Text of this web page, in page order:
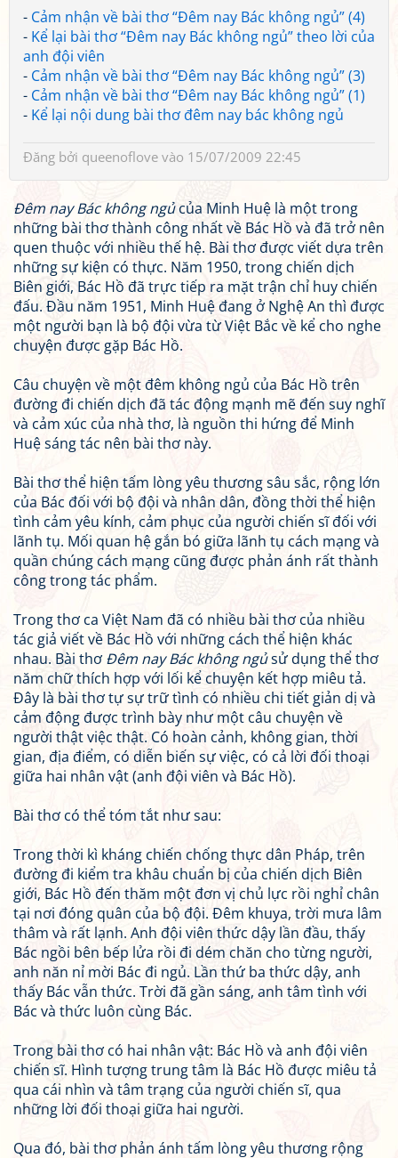
- Cảm nhận về bài thơ “Đêm nay Bác không ngủ” (4)
- Kể lại bài thơ “Đêm nay Bác không ngủ” theo lời của
anh đội viên
- Cảm nhận về bài thơ “Đêm nay Bác không ngủ” (3)
- Cảm nhận về bài thơ “Đêm nay Bác không ngủ” (1)
- Kể lại nội dung bài thơ đêm nay bác không ngủ
Đăng bởi queenoflove vào 15/07/2009 22:45
Đêm nay Bác không ngủcủa Minh Huệ là một trong
những bài thơ thành công nhất về Bác Hồ và đã trở nên
quen thuộc với nhiều thế hệ. Bài thơ được viết dựa trên
những sự kiện có thực. Năm 1950, trong chiến dịch
Biên giới, Bác Hồ đã trực tiếp ra mặt trận chỉ huy chiến
đấu. Đầu năm 1951, Minh Huệ đang ở Nghệ An thì được
một người bạn là bộ đội vừa từ Việt Bắc về kể cho nghe
chuyện được gặp Bác Hồ.
Câu chuyện về một đêm không ngủ của Bác Hồ trên
đường đi chiến dịch đã tác động mạnh mẽ đến suy nghĩ
và cảm xúc của nhà thơ, là nguồn thi hứng để Minh
Huệ sáng tác nên bài thơ này.
Bài thơ thể hiện tấm lòng yêu thương sâu sắc, rộng lớn
của Bác đối với bộ đội và nhân dân, đồng thời thể hiện
tình cảm yêu kính, cảm phục của người chiến sĩ đối với
lãnh tụ. Mối quan hệ gắn bó giữa lãnh tụ cách mạng và
quần chúng cách mạng cũng được phản ánh rất thành
công trong tác phẩm.
Trong thơ ca Việt Nam đã có nhiều bài thơ của nhiều
tác giả viết về Bác Hồ với những cách thể hiện khác
nhau. Bài thơ Đêm nay Bác không ngủsử dụng thể thơ
năm chữ thích hợp với lối kể chuyện kết hợp miêu tả.
Đây là bài thơ tự sự trữ tình có nhiều chi tiết giản dị và
cảm động được trình bày như một câu chuyện về
người thật việc thật. Có hoàn cảnh, không gian, thời
gian, địa điểm, có diễn biến sự việc, có cả lời đối thoại
giữa hai nhân vật (anh đội viên và Bác Hồ).
Bài thơ có thể tóm tắt như sau:
Trong thời kì kháng chiến chống thực dân Pháp, trên
đường đi kiểm tra khâu chuẩn bị của chiến dịch Biên
giới, Bác Hồ đến thăm một đơn vị chủ lực rồi nghỉ chân
tại nơi đóng quân của bộ đội. Đêm khuya, trời mưa lâm
thâm và rất lạnh. Anh đội viên thức dậy lần đầu, thấy
Bác ngồi bên bếp lửa rồi đi dém chăn cho từng người,
anh năn nỉ mời Bác đi ngủ. Lần thứ ba thức dậy, anh
thấy Bác vẫn thức. Trời đã gần sáng, anh tâm tình với
Bác và thức luôn cùng Bác.
Trong bài thơ có hai nhân vật: Bác Hồ và anh đội viên
chiến sĩ. Hình tượng trung tâm là Bác Hồ được miêu tả
qua cái nhìn và tâm trạng của người chiến sĩ, qua
những lời đối thoại giữa hai người.
Qua đó, bài thơ phản ánh tấm lòng yêu thương rộng